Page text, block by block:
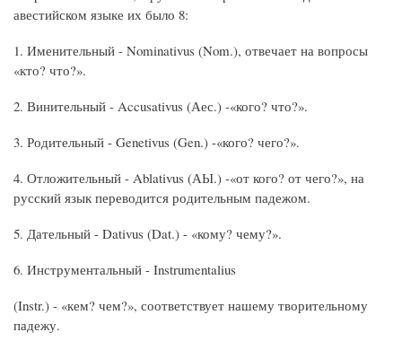
авестийском языке их было 8:
1. Именительный - Nominativus (Nom.), отвечает на вопросы
«кто? что?».
2. Винительный - Accusativus (Аес.) -«кого? что?».
3. Родительный - Genetivus (Gen.) -«кого? чего?».
4. Отложительный - Ablativus (АЫ.) -«от кого? от чего?», на
русский язык переводится родительным падежом.
5. Дательный - Dativus (Dat.) - «кому? чему?».
6. Инструментальный - Instrumentalius
(Instr.) - «кем? чем?», соответствует нашему творительному
падежу.